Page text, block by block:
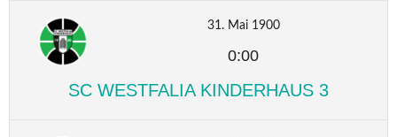
31. Mai 1900
0:00
SC WESTFALIA KINDERHAUS 3